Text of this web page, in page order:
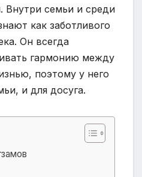
Внутри семьи и среди
как заботливого
Он всегда
гармонию между
поэтому у него
и для досуга.